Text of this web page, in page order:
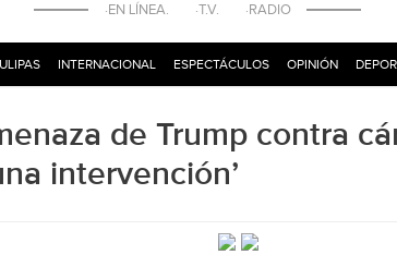
·EN LÍNEA. ·T.V. ·RADIO
INTERNACIONAL ESPECTÁCULOS OPINIÓN
de Trump contra
intervención’